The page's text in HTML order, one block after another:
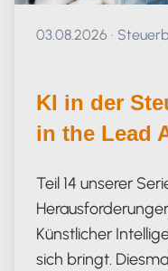
Veröffentlicht am
03.08.2026 ·
KI in der
in the Lead
Teil 14 unserer
Künstlicher
sich bringt.